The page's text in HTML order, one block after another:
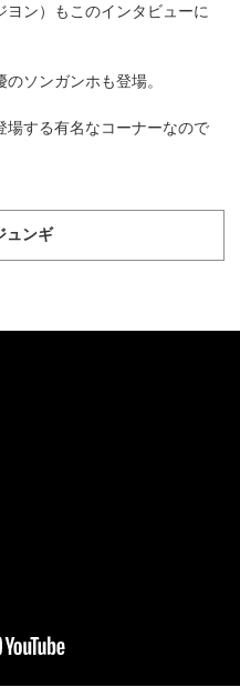
ヨン）もこのインタビューに
ソンガンホも登場。
場する有名なコーナーなので
ュンギ